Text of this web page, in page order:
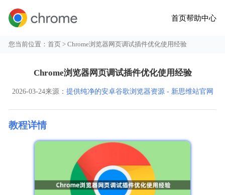
首页帮助中心
您当前位置：首页 > Chrome浏览器网页调试插件优化使用经验
Chrome浏览器网页调试插件优化使用经验
2026-03-24来源： 提供纯净的安卓谷歌浏览器资源 - 新思维站官网
教程详情